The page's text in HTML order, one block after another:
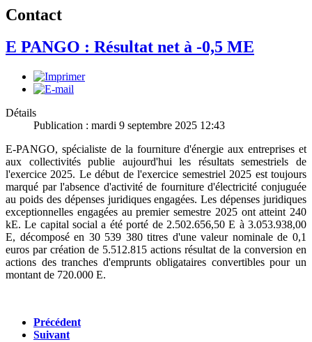
Contact
E PANGO : Résultat net à -0,5 ME
Détails
Publication : mardi 9 septembre 2025 12:43
E-PANGO, spécialiste de la fourniture d'énergie aux entreprises et
aux collectivités publie aujourd'hui les résultats semestriels de
l'exercice 2025. Le début de l'exercice semestriel 2025 est toujours
marqué par l'absence d'activité de fourniture d'électricité conjuguée
au poids des dépenses juridiques engagées. Les dépenses juridiques
exceptionnelles engagées au premier semestre 2025 ont atteint 240
kE. Le capital social a été porté de 2.502.656,50 E à 3.053.938,00
E, décomposé en 30 539 380 titres d'une valeur nominale de 0,1
euros par création de 5.512.815 actions résultat de la conversion en
actions des tranches d'emprunts obligataires convertibles pour un
montant de 720.000 E.
Précédent
Suivant